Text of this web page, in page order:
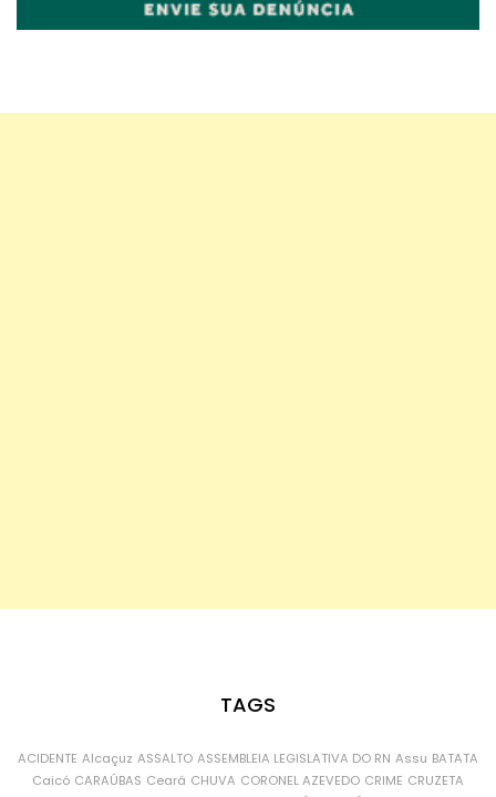
TAGS
ACIDENTE Alcaçuz ASSALTO ASSEMBLEIA LEGISLATIVA DO RN Assu BATATA
Caicó CARAÚBAS Ceará CHUVA CORONEL AZEVEDO CRIME CRUZETA